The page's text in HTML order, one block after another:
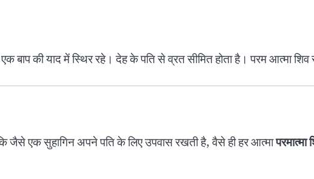
बाप की याद में स्थिर रहे। देह के पति से व्रत सीमित होता है। परम आत्मा
कि जैसे एक सुहागिन अपने पति के लिए उपवास रखती है, वैसे ही हर आत्मा